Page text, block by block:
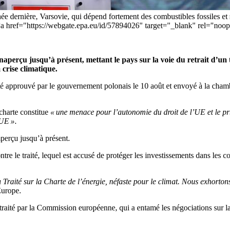
dernière, Varsovie, qui dépend fortement des combustibles fossiles et
href="https://webgate.epa.eu/id/57894026" target="_blank"
jusqu’à présent, mettant le pays sur la voie du retrait d’un
crise climatique.
approuvé par le gouvernement polonais le 10 août et envoyé à la
constitue «une menace pour l’autonomie du droit de l’UE et le
».
jusqu’à présent.
le traité, lequel est accusé de protéger les investissements dans les
Traité sur la Charte de l’énergie, néfaste pour le climat. Nous
par la Commission européenne, qui a entamé les négociations sur